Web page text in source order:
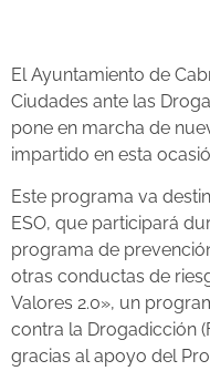
El Ayuntamiento de
Ciudades ante las
pone en marcha de
impartido en esta
Este programa va
ESO, que participará
programa de
otras conductas de
Valores 2.0», un
contra la Drogadicción
gracias al apoyo del